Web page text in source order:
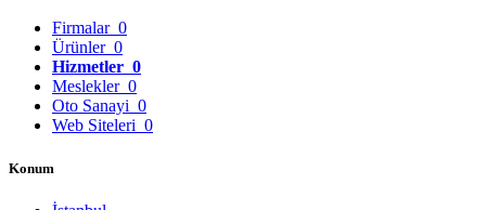
Firmalar 0
Ürünler 0
Hizmetler 0
Meslekler 0
Oto Sanayi 0
Web Siteleri 0
Konum